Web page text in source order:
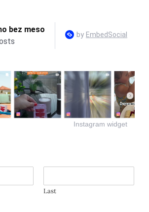
Instagram widget
Last